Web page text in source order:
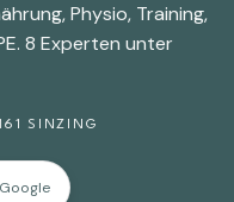
Physio, Training,
8 Experten unter
SINZING